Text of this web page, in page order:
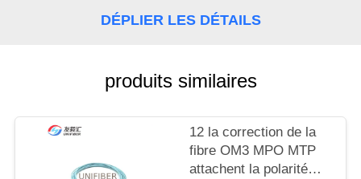
NOUVELLES
CITATION
DÉPLIER LES DÉTAILS
produits similaires
12 la correction de la
fibre OM3 MPO MTP
attachent la polarité